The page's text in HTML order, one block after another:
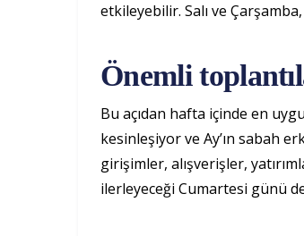
etkileyebilir. Salı ve
Önemli
Bu açıdan hafta içinde en
kesinleşiyor ve Ay’ın sabah
girişimler, alışverişler,
ilerleyeceği Cumartesi günü